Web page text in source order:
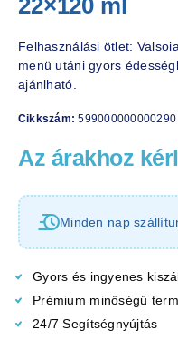
22×120 ml
Felhasználási ötlet:
menü utáni gyors
ajánlható.
Cikkszám:599000000000290
Az árakhoz
Minden nap
Gyors és ingyenes
Prémium minőségű
24/7 Segítségnyújtás